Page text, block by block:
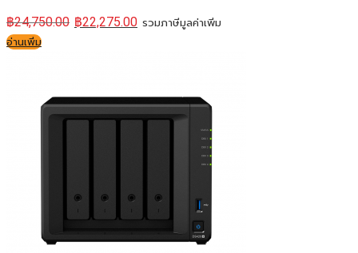
฿24,750.00 ฿22,275.00 รวมภาษีมูลค่าเพิ่ม
อ่านเพิ่ม